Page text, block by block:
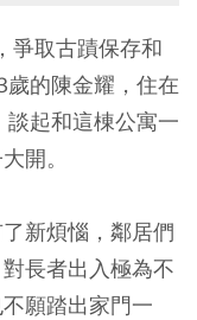
爭取古蹟保存和
的陳金耀，住在
起和這棟公寓一
開。
新煩惱，鄰居們
長者出入極為不
願踏出家門一